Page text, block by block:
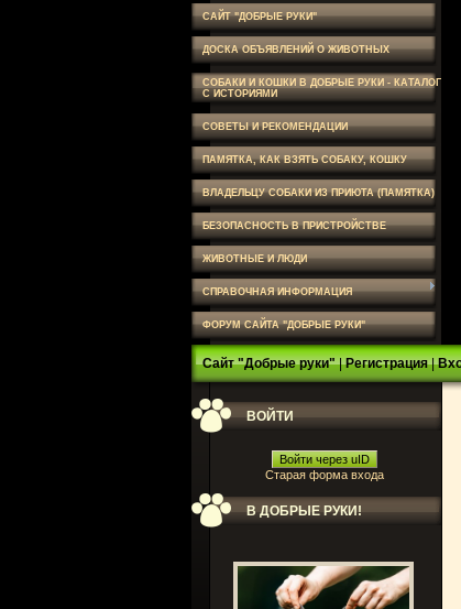
САЙТ "ДОБРЫЕ РУКИ"
ДОСКА ОБЪЯВЛЕНИЙ О ЖИВОТНЫХ
СОБАКИ И КОШКИ В ДОБРЫЕ РУКИ - КАТАЛОГ
С ИСТОРИЯМИ
СОВЕТЫ И РЕКОМЕНДАЦИИ
ПАМЯТКА, КАК ВЗЯТЬ СОБАКУ, КОШКУ
ВЛАДЕЛЬЦУ СОБАКИ ИЗ ПРИЮТА (ПАМЯТКА)
БЕЗОПАСНОСТЬ В ПРИСТРОЙСТВЕ
ЖИВОТНЫЕ И ЛЮДИ
СПРАВОЧНАЯ ИНФОРМАЦИЯ
ФОРУМ САЙТА "ДОБРЫЕ РУКИ"
Сайт "Добрые руки"|Регистрация|
ВОЙТИ
Войти через uID
Старая форма входа
В ДОБРЫЕ РУКИ!